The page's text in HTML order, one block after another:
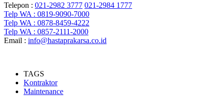
Telepon : 021-2982 3777 021-2984 1777
Telp WA : 0819-9090-7000
Telp WA : 0878-8459-4222
Telp WA : 0857-2111-2000
Email : info@hastaprakarsa.co.id
TAGS
Kontraktor
Maintenance